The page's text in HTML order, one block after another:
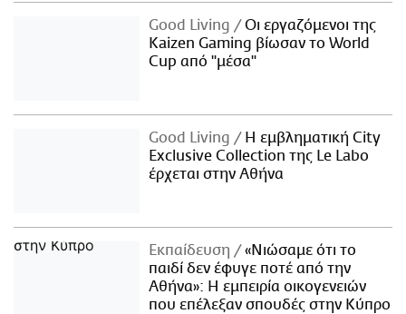
Good Living
Οι εργαζόμενοι της
Kaizen Gaming βίωσαν το World
Cup από "μέσα"
Good Living
Η εμβληματική City
Exclusive Collection της Le Labo
έρχεται στην Αθήνα
Εκπαίδευση
«Νιώσαμε ότι το
παιδί δεν έφυγε ποτέ από την
Αθήνα»: Η εμπειρία οικογενειών
που επέλεξαν σπουδές στην Κύπρο